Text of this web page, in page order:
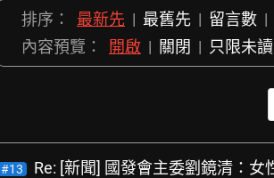
排序： 最新先 | 最舊先 | 留言數 |
內容預覽：
開啟 | 關閉 | 只限未讀
#13
Re: [新聞] 國發會主委劉鏡清：女